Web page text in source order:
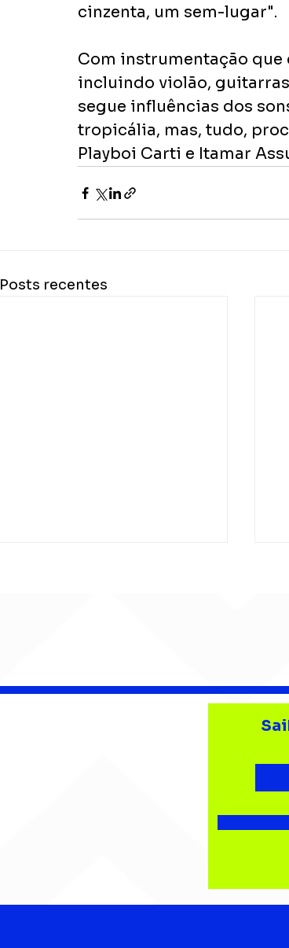
cinzenta, um sem-lugar".
Com instrumentação
incluindo violão,
segue influências dos
tropicália, mas, tudo,
Playboi Carti e Itamar
Posts recentes
CHAMELEO acerta as